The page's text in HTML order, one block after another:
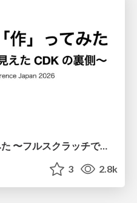
AWS CDK を「作」ってみた 〜フルスクラッチで見えた CDK の裏側〜 / aws-cdk-from-scratch
3 2.8k